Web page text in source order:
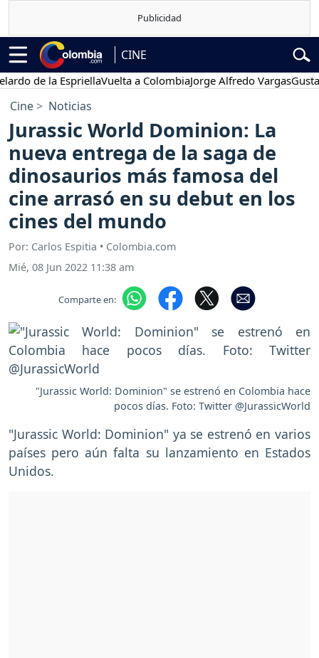
CINE
de la EspriellaVuelta a ColombiaJorge Alfredo VargasGustavo
Cine Noticias
Jurassic World Dominion: La
nueva entrega de la saga de
dinosaurios más famosa del
cine arrasó en su debut en los
cines del mundo
Por: Carlos Espitia • Colombia.com
Mié, 08 Jun 2022 11:38 am
Comparte en:
"Jurassic World: Dominion" se estrenó en Colombia hace
pocos días. Foto: Twitter @JurassicWorld
"Jurassic World: Dominion" ya se estrenó en varios
países pero aún falta su lanzamiento en Estados
Unidos.